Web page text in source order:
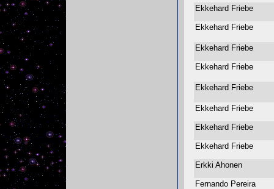
Ekkehard Friebe
Ekkehard Friebe
Ekkehard Friebe
Ekkehard Friebe
Ekkehard Friebe
Ekkehard Friebe
Ekkehard Friebe
Ekkehard Friebe
Erkki Ahonen
Fernando Pereira